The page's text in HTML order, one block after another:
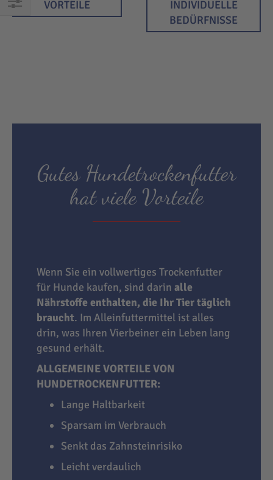
EINKAUFEN
VORTEILE
INDIVIDUELLE
BEDÜRFNISSE
Gutes Hundetrockenfutter
hat viele Vorteile
Wenn Sie ein vollwertiges Trockenfutter
für Hunde kaufen, sind darin alle
Nährstoffe enthalten, die Ihr Tier täglich
braucht. Im Alleinfuttermittel ist alles
drin, was Ihren Vierbeiner ein Leben lang
gesund erhält.
ALLGEMEINE VORTEILE VON
HUNDETROCKENFUTTER:
Lange Haltbarkeit
Sparsam im Verbrauch
Senkt das Zahnsteinrisiko
Leicht verdaulich